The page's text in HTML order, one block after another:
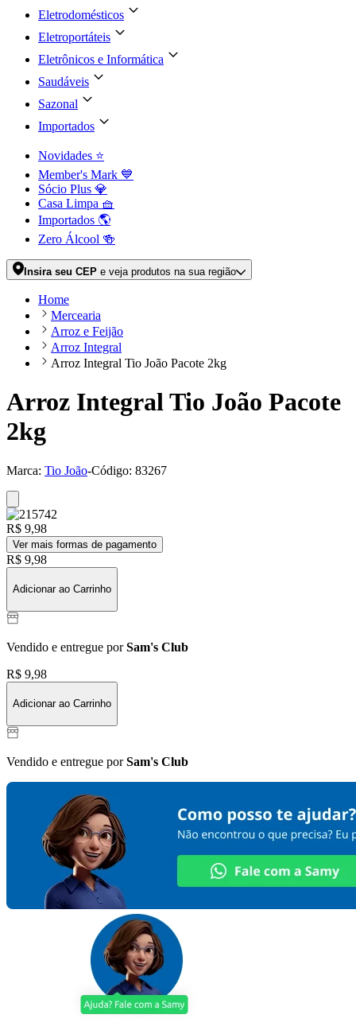
Eletrodomésticos
Eletroportáteis
Eletrônicos e Informática
Saudáveis
Sazonal
Importados
Novidades ⭐
Member's Mark 💙
Sócio Plus 💎
Casa Limpa 🧺
Importados 🌎
Zero Álcool 🍻
Insira seu CEP e veja produtos na sua região
Home
Mercearia
Arroz e Feijão
Arroz Integral
Arroz Integral Tio João Pacote 2kg
Arroz Integral Tio João Pacote
2kg
Marca: Tio João-Código: 83267
R$ 9,98
Ver mais formas de pagamento
R$ 9,98
Adicionar ao Carrinho
Vendido e entregue porSam's Club
R$ 9,98
Adicionar ao Carrinho
Vendido e entregue porSam's Club